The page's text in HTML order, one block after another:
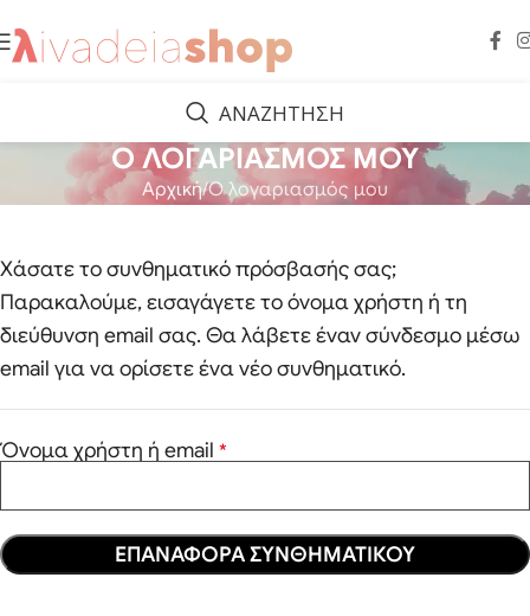
ΑΝΑΖΗΤΗΣΗ
Ο ΛΟΓΑΡΙΑΣΜΟΣ ΜΟΥ
Αρχική Ο λογαριασμός μου
Χάσατε το συνθηματικό πρόσβασής σας;
Παρακαλούμε, εισαγάγετε το όνομα χρήστη ή τη
διεύθυνση email σας. Θα λάβετε έναν σύνδεσμο μέσω
email για να ορίσετε ένα νέο συνθηματικό.
Όνομα χρήστη ή email *
ΕΠΑΝΑΦΟΡΑ ΣΥΝΘΗΜΑΤΙΚΟΥ